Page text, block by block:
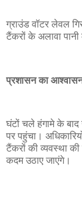
ग्राउंड वॉटर लेवल
टैंकरों के अलावा पानी
प्रशासन का
घंटों चले हंगामे के
पर पहुंचा।
टैंकरों की व्यवस्था
कदम उठाए जाएंगे।